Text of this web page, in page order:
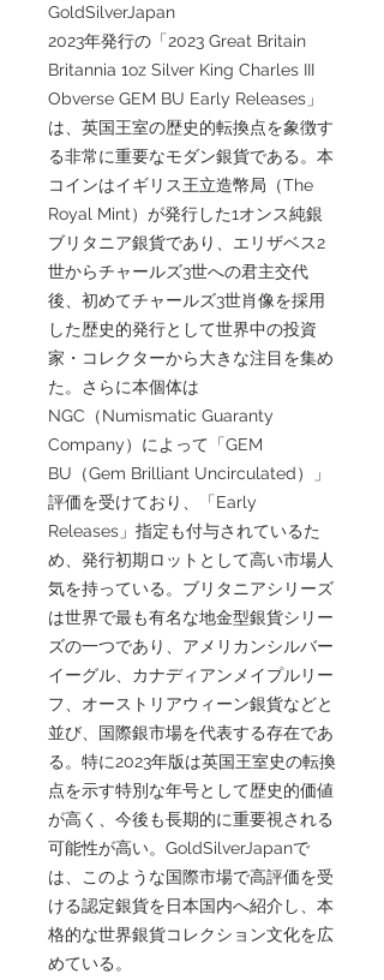
GoldSilverJapan
2023年発行の「2023 Great Britain
Britannia 1oz Silver King Charles III
Obverse GEM BU Early Releases」
は、英国王室の歴史的転換点を象徴す
る非常に重要なモダン銀貨である。本
コインはイギリス王立造幣局（The
Royal Mint）が発行した1オンス純銀
ブリタニア銀貨であり、エリザベス2
世からチャールズ3世への君主交代
後、初めてチャールズ3世肖像を採用
した歴史的発行として世界中の投資
家・コレクターから大きな注目を集め
た。さらに本個体は
NGC（Numismatic Guaranty
Company）によって「GEM
BU（Gem Brilliant Uncirculated）」
評価を受けており、「Early
Releases」指定も付与されているた
め、発行初期ロットとして高い市場人
気を持っている。ブリタニアシリーズ
は世界で最も有名な地金型銀貨シリー
ズの一つであり、アメリカンシルバー
イーグル、カナディアンメイプルリー
フ、オーストリアウィーン銀貨などと
並び、国際銀市場を代表する存在であ
る。特に2023年版は英国王室史の転換
点を示す特別な年号として歴史的価値
が高く、今後も長期的に重要視される
可能性が高い。GoldSilverJapanで
は、このような国際市場で高評価を受
ける認定銀貨を日本国内へ紹介し、本
格的な世界銀貨コレクション文化を広
めている。